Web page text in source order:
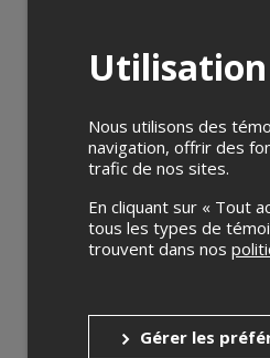
Utilisation
Nous utilisons des
navigation, offrir des
trafic de nos sites.
En cliquant sur « Tout
tous les types de
trouvent dans nos
Gérer les